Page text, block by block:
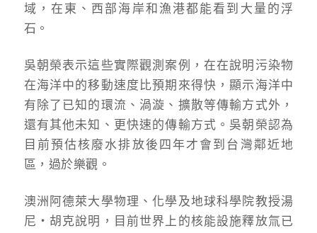
域，在東、西部海岸和漁港都能看到大量的浮
石。
吳朝榮表示這些實際觀測案例，在在說明污染物
在海洋中的移動速度比預期來得快，顯示海洋中
有除了已知的環流、渦漩、擴散等傳輸方式外，
還有其他未知、更快速的傳輸方式。吳朝榮認為
目前預估核廢水排放後四年才會到台灣鄰近地
區，過於樂觀。
澳洲阿德萊大學物理、化學及地球科學院教授湯
尼・胡克說明，目前世界上的核能設施釋放氚已